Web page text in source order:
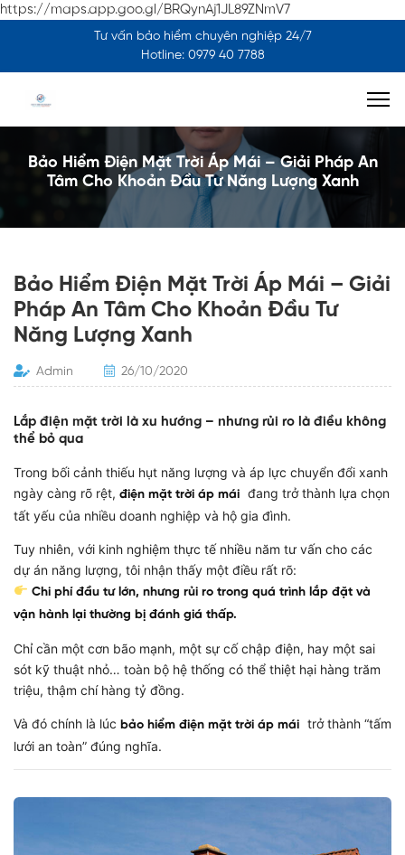
https://maps.app.goo.gl/BRQynAj1JL89ZNmV7
Tư vấn bảo hiểm chuyên nghiệp 24/7
Hotline: 0979 40 7788
Bảo Hiểm Điện Mặt Trời Áp Mái – Giải Pháp An
Tâm Cho Khoản Đầu Tư Năng Lượng Xanh
Bảo Hiểm Điện Mặt Trời Áp Mái – Giải
Pháp An Tâm Cho Khoản Đầu Tư
Năng Lượng Xanh
Admin 26/10/2020
Lắp điện mặt trời là xu hướng – nhưng rủi ro là điều không
thể bỏ qua
Trong bối cảnh thiếu hụt năng lượng và áp lực chuyển đổi xanh
ngày càng rõ rệt, điện mặt trời áp mái đang trở thành lựa chọn
tất yếu của nhiều doanh nghiệp và hộ gia đình.
Tuy nhiên, với kinh nghiệm thực tế nhiều năm tư vấn cho các
dự án năng lượng, tôi nhận thấy một điều rất rõ:
Chi phí đầu tư lớn, nhưng rủi ro trong quá trình lắp đặt và
vận hành lại thường bị đánh giá thấp.
Chỉ cần một cơn bão mạnh, một sự cố chập điện, hay một sai
sót kỹ thuật nhỏ… toàn bộ hệ thống có thể thiệt hại hàng trăm
triệu, thậm chí hàng tỷ đồng.
Và đó chính là lúc bảo hiểm điện mặt trời áp mái trở thành “tấm
lưới an toàn” đúng nghĩa.